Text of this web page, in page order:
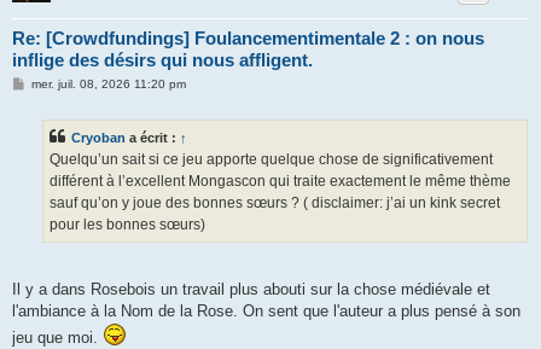
Re: [Crowdfundings] Foulancementimentale 2 : on nous
inflige des désirs qui nous affligent.
Mmer. juil. 08, 2026 11:20 pm
Cryoban a écrit : ↑
Quelqu’un sait si ce jeu apporte quelque chose de significativement
différent à l’excellent Mongascon qui traite exactement le même thème
sauf qu’on y joue des bonnes sœurs ? ( disclaimer: j’ai un kink secret
pour les bonnes sœurs)
Il y a dans Rosebois un travail plus abouti sur la chose médiévale et
l'ambiance à la Nom de la Rose. On sent que l'auteur a plus pensé à son
jeu que moi.